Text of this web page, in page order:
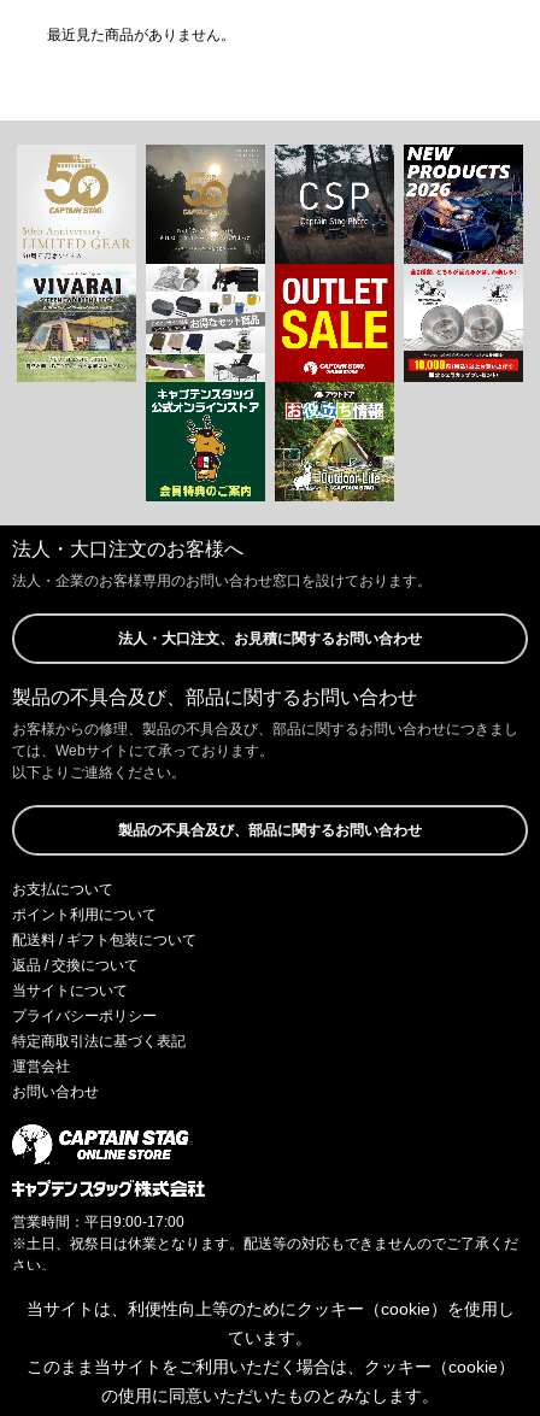
最近見た商品がありません。
法人・大口注文のお客様へ
法人・企業のお客様専用のお問い合わせ窓口を設けております。
法人・大口注文、お見積に関するお問い合わせ
製品の不具合及び、部品に関するお問い合わせ
お客様からの修理、製品の不具合及び、部品に関するお問い合わせにつきまし
ては、Webサイトにて承っております。
以下よりご連絡ください。
製品の不具合及び、部品に関するお問い合わせ
お支払について
ポイント利用について
配送料 / ギフト包装について
返品 / 交換について
当サイトについて
プライバシーポリシー
特定商取引法に基づく表記
運営会社
お問い合わせ
営業時間：平日9:00-17:00
※土日、祝祭日は休業となります。配送等の対応もできませんのでご了承くだ
さい。
当サイトは、利便性向上等のためにクッキー（cookie）を使用し
ています。
このまま当サイトをご利用いただく場合は、クッキー（cookie）
の使用に同意いただいたものとみなします。